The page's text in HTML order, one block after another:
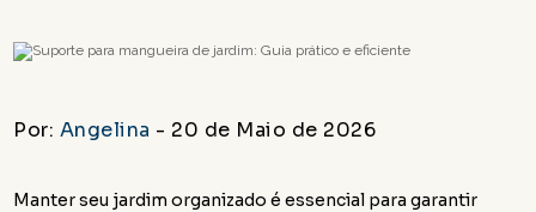
Por: Angelina - 20 de Maio de 2026
Manter seu jardim organizado é essencial para garantir